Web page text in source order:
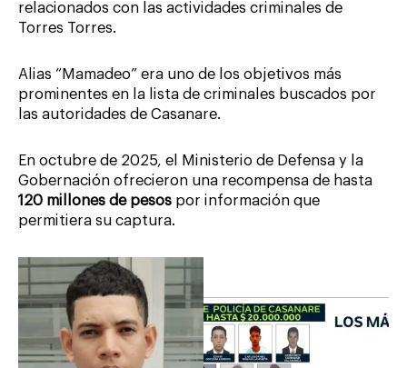
relacionados con las actividades criminales de
Torres Torres.
Alias “Mamadeo” era uno de los objetivos más
prominentes en la lista de criminales buscados por
las autoridades de Casanare.
En octubre de 2025, el Ministerio de Defensa y la
Gobernación ofrecieron una recompensa de hasta
120 millones de pesos por información que
permitiera su captura.